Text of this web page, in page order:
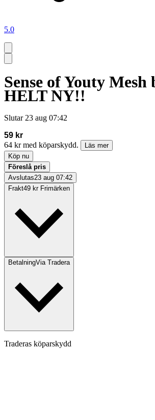
5.0
Sense of Youty Mesh
HELT NY!!
Slutar 23 aug 07:42
59 kr
64 kr med köparskydd.
Läs mer
Köp nu
Föreslå pris
Avslutas23 aug 07:42
Frakt49 kr Frimärken
BetalningVia Tradera
Traderas köparskydd